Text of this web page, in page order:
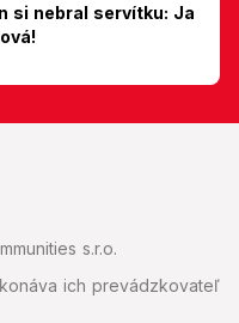
si nebral servítku: Ja
s.r.o.
ich prevádzkovateľ